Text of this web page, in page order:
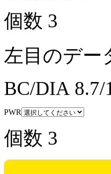
個数 3
左目のデー
BC/DIA 8.7/
PWR
個数 3